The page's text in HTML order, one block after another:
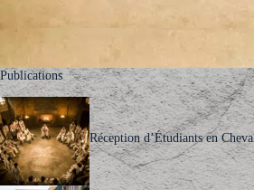
Publications
Réception d’Étudiants en